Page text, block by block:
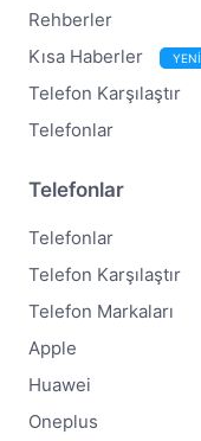
Rehberler
Kısa Haberler
YENİ
Telefon Karşılaştır
Telefonlar
Telefonlar
Telefonlar
Telefon Karşılaştır
Telefon Markaları
Apple
Huawei
Oneplus